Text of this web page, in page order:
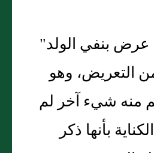
عرض بنفي الولد"
التعريض، وهو
منه شيء آخر لم
بأنها ذكر